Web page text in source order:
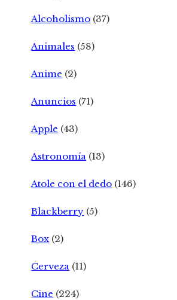
Alcoholismo (37)
Animales (58)
Anime (2)
Anuncios (71)
Apple (43)
Astronomía (13)
Atole con el dedo (146)
Blackberry (5)
Box (2)
Cerveza (11)
Cine (224)